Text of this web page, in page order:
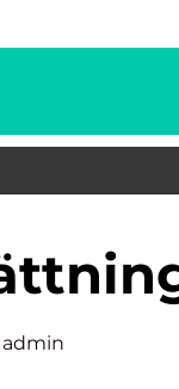
admin